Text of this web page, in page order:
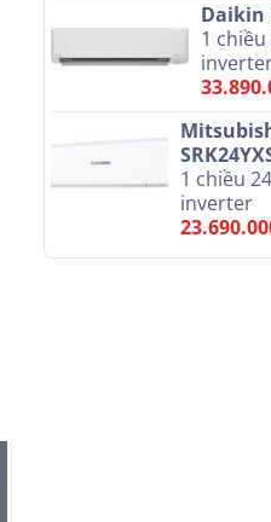
Daikin
1
1 chiều
inverter